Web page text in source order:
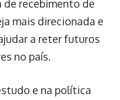
recebimento de
mais direcionada e
a reter futuros
no país.
e na política